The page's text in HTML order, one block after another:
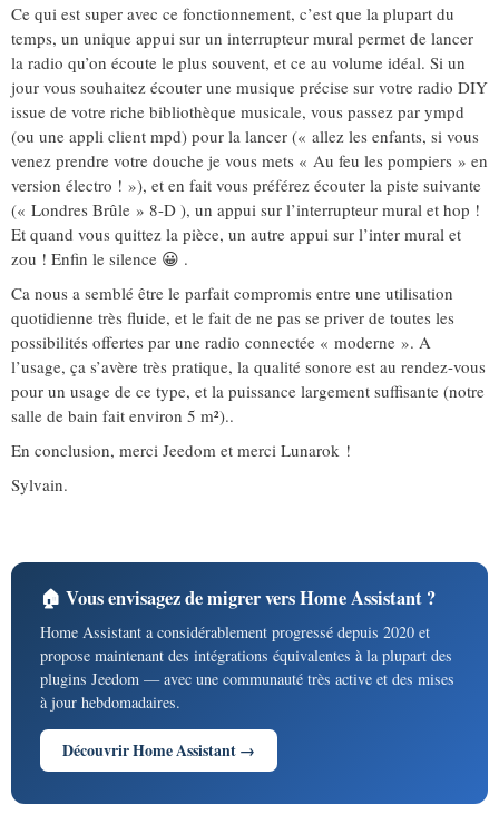
Ce qui est super avec ce fonctionnement, c’est que la plupart du
temps, un unique appui sur un interrupteur mural permet de lancer
la radio qu’on écoute le plus souvent, et ce au volume idéal. Si un
jour vous souhaitez écouter une musique précise sur votre radio DIY
issue de votre riche bibliothèque musicale, vous passez par ympd
(ou une appli client mpd) pour la lancer (« allez les enfants, si vous
venez prendre votre douche je vous mets « Au feu les pompiers » en
version électro ! »), et en fait vous préférez écouter la piste suivante
(« Londres Brûle » 8-D ), un appui sur l’interrupteur mural et hop !
Et quand vous quittez la pièce, un autre appui sur l’inter mural et
zou ! Enfin le silence 😀 .
Ca nous a semblé être le parfait compromis entre une utilisation
quotidienne très fluide, et le fait de ne pas se priver de toutes les
possibilités offertes par une radio connectée « moderne ». A
l’usage, ça s’avère très pratique, la qualité sonore est au rendez-vous
pour un usage de ce type, et la puissance largement suffisante (notre
salle de bain fait environ 5 m²)..
En conclusion, merci Jeedom et merci Lunarok !
Sylvain.
🏠 Vous envisagez de migrer vers Home Assistant ?
Home Assistant a considérablement progressé depuis 2020 et
propose maintenant des intégrations équivalentes à la plupart des
plugins Jeedom — avec une communauté très active et des mises
à jour hebdomadaires.
Découvrir Home Assistant →